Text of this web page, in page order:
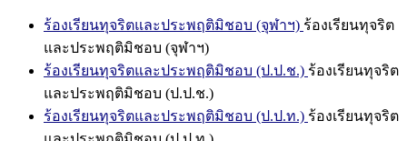
ร้องเรียนทุจริตและประพฤติมิชอบ (จุฬาฯ) ร้องเรียนทุจริต
และประพฤติมิชอบ (จุฬาฯ)
ร้องเรียนทุจริตและประพฤติมิชอบ (ป.ป.ช.) ร้องเรียนทุจริต
และประพฤติมิชอบ (ป.ป.ช.)
ร้องเรียนทุจริตและประพฤติมิชอบ (ป.ป.ท.) ร้องเรียนทุจริต